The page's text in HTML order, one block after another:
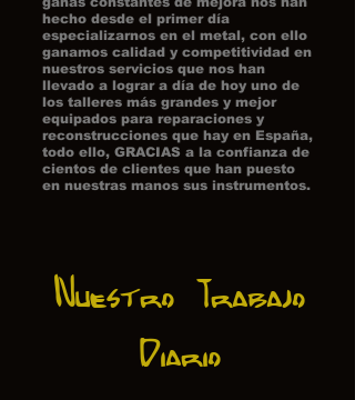
hecho desde el primer día
especializarnos en el metal, con ello
ganamos calidad y competitividad en
nuestros servicios que nos han
llevado a lograr a día de hoy uno de
los talleres más grandes y mejor
equipados para reparaciones y
reconstrucciones que hay en España,
todo ello, GRACIAS a la confianza de
cientos de clientes que han puesto
en nuestras manos sus instrumentos.
Nuestro Trabajo
Diario